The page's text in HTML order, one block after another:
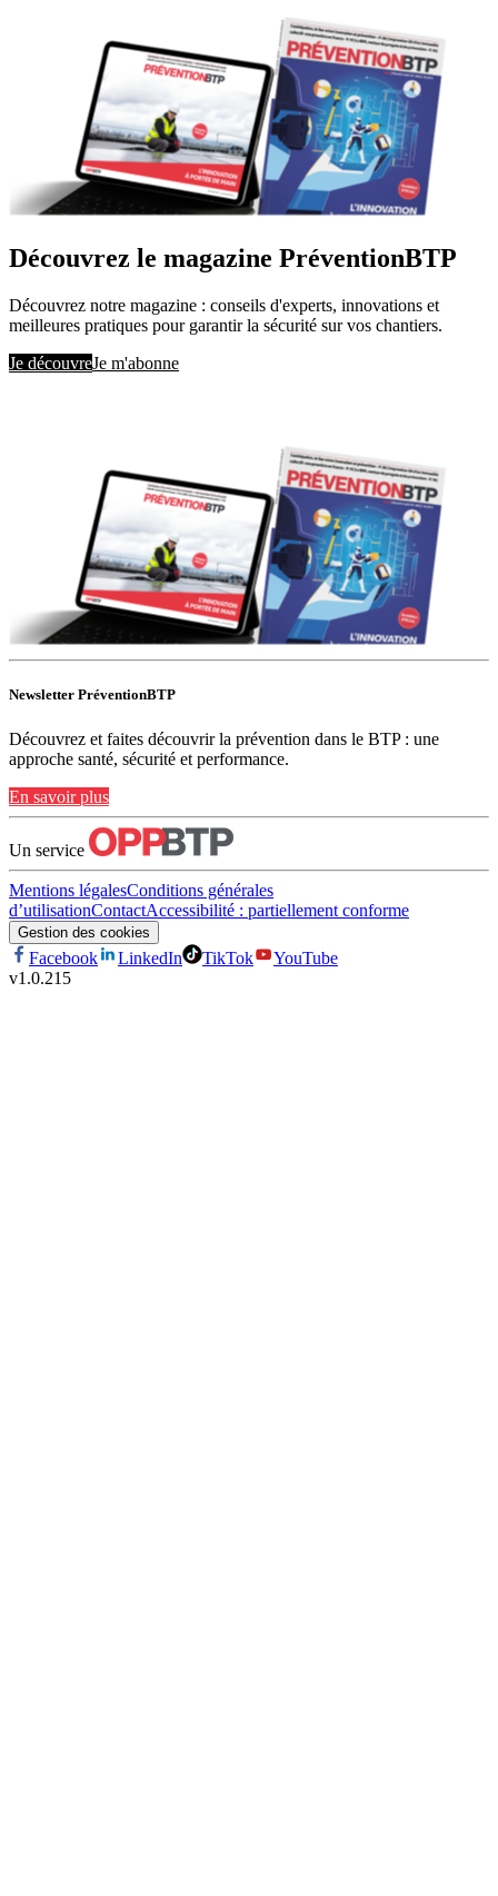
Découvrez le magazine PréventionBTP
Découvrez notre magazine : conseils d'experts, innovations et
meilleures pratiques pour garantir la sécurité sur vos chantiers.
Je découvreJe m'abonne
Newsletter PréventionBTP
Découvrez et faites découvrir la prévention dans le BTP : une
approche santé, sécurité et performance.
En savoir plus
Un service
Mentions légalesConditions générales
d’utilisationContactAccessibilité : partiellement conforme
Gestion des cookies
Facebook LinkedIn TikTok
YouTube
v1.0.215